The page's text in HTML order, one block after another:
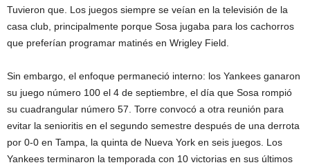
Tuvieron que. Los juegos siempre se veían en la televisión de la
casa club, principalmente porque Sosa jugaba para los cachorros
que preferían programar matinés en Wrigley Field.
Sin embargo, el enfoque permaneció interno: los Yankees ganaron
su juego número 100 el 4 de septiembre, el día que Sosa rompió
su cuadrangular número 57. Torre convocó a otra reunión para
evitar la senioritis en el segundo semestre después de una derrota
por 0-0 en Tampa, la quinta de Nueva York en seis juegos. Los
Yankees terminaron la temporada con 10 victorias en sus últimos